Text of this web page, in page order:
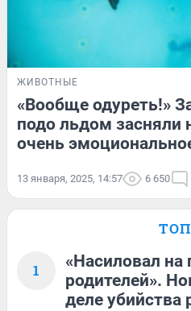
ЖИВОТНЫЕ
«Вообще одуреть!»
подо льдом засняли
очень
13 января, 2025, 14:57 6 650
1
«Насиловал на
родителей».
деле убийства